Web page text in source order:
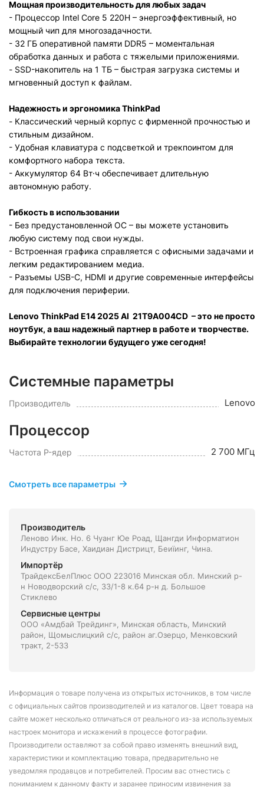
Мощная производительность для любых задач
- Процессор Intel Core 5 220H – энергоэффективный, но
мощный чип для многозадачности.
- 32 ГБ оперативной памяти DDR5 – моментальная
обработка данных и работа с тяжелыми приложениями.
- SSD-накопитель на 1 ТБ – быстрая загрузка системы и
мгновенный доступ к файлам.
Надежность и эргономика ThinkPad
- Классический черный корпус с фирменной прочностью и
стильным дизайном.
- Удобная клавиатура с подсветкой и трекпоинтом для
комфортного набора текста.
- Аккумулятор 64 Вт·ч обеспечивает длительную
автономную работу.
Гибкость в использовании
- Без предустановленной ОС – вы можете установить
любую систему под свои нужды.
- Встроенная графика справляется с офисными задачами и
легким редактированием медиа.
- Разъемы USB-C, HDMI и другие современные интерфейсы
для подключения периферии.
Lenovo ThinkPad E14 2025 AI 21T9A004CD – это не просто
ноутбук, а ваш надежный партнер в работе и творчестве.
Выбирайте технологии будущего уже сегодня!
Системные параметры
Производитель Lenovo
Процессор
Частота P-ядер 2 700 МГц
Смотреть все параметры
Производитель
Леново Инк. Но. 6 Чуанг Юе Роад, Щангди Информатион
Индустру Басе, Хаидиан Дистрицт, Беиїинг, Чина.
Импортёр
ТрайдексБелПлюс ООО 223016 Минская обл. Минский р-
н Новодворский с/с, 33/1-8 к.64 р-н д. Большое
Стиклево
Сервисные центры
ООО «Амдбай Трейдинг», Минская область, Минский
район, Щомыслицкий с/с, район аг.Озерцо, Менковский
тракт, 2-533
Информация о товаре получена из открытых источников, в том числе
с официальных сайтов производителей и из каталогов. Цвет товара на
сайте может несколько отличаться от реального из-за используемых
настроек монитора и искажений в процессе фотографии.
Производители оставляют за собой право изменять внешний вид,
характеристики и комплектацию товара, предварительно не
уведомляя продавцов и потребителей. Просим вас отнестись с
пониманием к данному факту и заранее приносим извинения за